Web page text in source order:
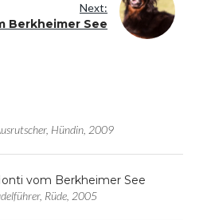
Next:
Berkheimer See
Hündin, 2009
vom Berkheimer See
Rüde, 2005